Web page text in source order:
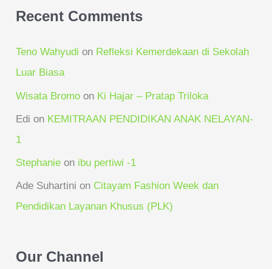
Recent Comments
Teno Wahyudi on Refleksi Kemerdekaan di Sekolah
Luar Biasa
Wisata Bromo on Ki Hajar – Pratap Triloka
Edi on KEMITRAAN PENDIDIKAN ANAK NELAYAN-
1
Stephanie on ibu pertiwi -1
Ade Suhartini on Citayam Fashion Week dan
Pendidikan Layanan Khusus (PLK)
Our Channel